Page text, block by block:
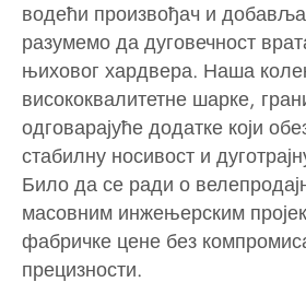
водећи произвођач и
разумемо да дуговечност
њиховог хардвера. Наша
висококвалитетне шарке,
одговарајуће додатке који
стабилну носивост и
Било да се ради о
масовним инжењерским
фабричке цене без
прецизности.